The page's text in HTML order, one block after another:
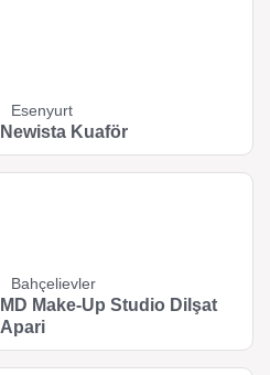
Esenyurt
Newista Kuaför
Bahçelievler
MD Make-Up Studio Dilşat
Apari